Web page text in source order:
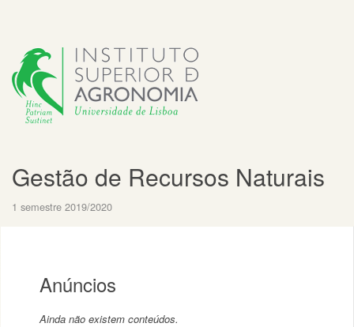
Gestão de Recursos Naturais
1 semestre 2019/2020
Anúncios
Ainda não existem conteúdos.